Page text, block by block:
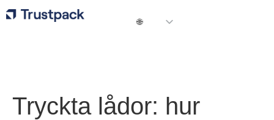
Tryckta lådor: hur